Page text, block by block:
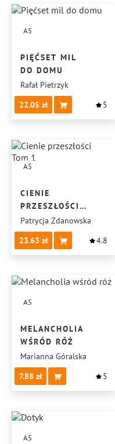
A5
PIĘĆSET MIL
DO DOMU
Rafał Pietrzyk
22.05
5
A5
CIENIE
PRZESZŁOŚCI
TOM 1
Patrycja Zdanowska
23.63
4.8
A5
MELANCHOLIA
WŚRÓD RÓŻ
Marianna Góralska
7.88
5
A5